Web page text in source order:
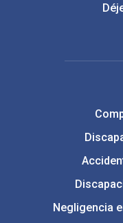
Negligencia